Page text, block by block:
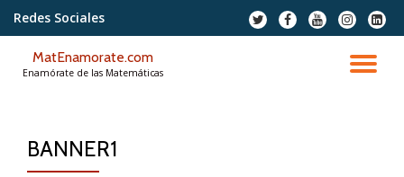
contenido
Redes Sociales
fa-
twitter
fa-
facebook
fa-
youtube
fa-
instagram
fa-
MatEnamorate.com
Enamórate de las Matemáticas
BANNER1